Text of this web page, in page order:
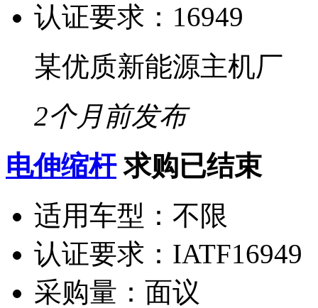
认证要求： 16949
某优质新能源主机厂
2个月前发布
电伸缩杆 求购已结束
适用车型： 不限
认证要求： IATF16949
采购量： 面议